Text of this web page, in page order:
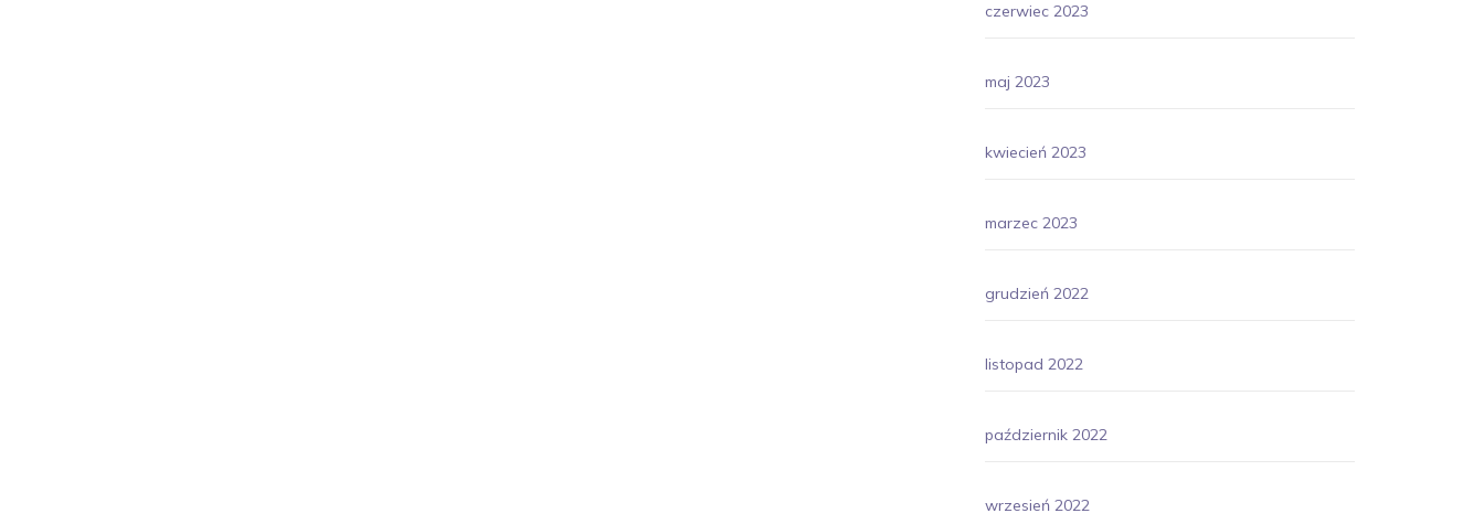
czerwiec 2023
maj 2023
kwiecień 2023
marzec 2023
grudzień 2022
listopad 2022
październik 2022
wrzesień 2022